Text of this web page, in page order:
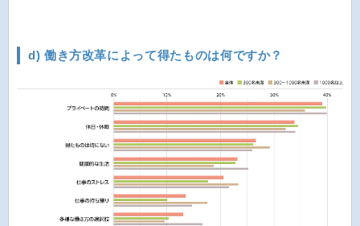
d) 働き方改革によって得たものは何ですか？